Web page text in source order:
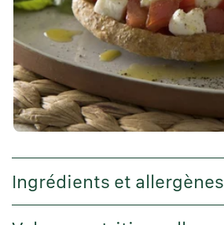
Ingrédients et allergènes